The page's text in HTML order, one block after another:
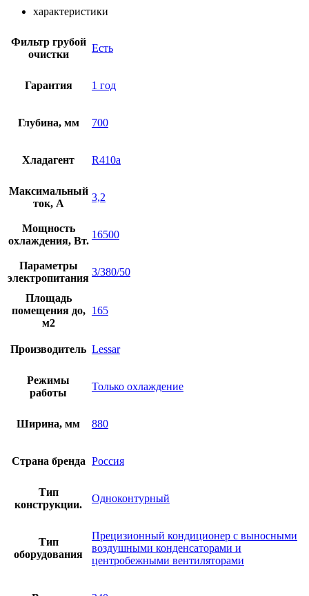
характеристики
Фильтр грубой
очистки
Есть
Гарантия 1 год
Глубина, мм 700
Хладагент R410a
Максимальный
ток, А
3,2
Мощность
охлаждения, Вт.
16500
Параметры
электропитания
3/380/50
Площадь
помещения до,
м2
165
Производитель Lessar
Режимы
работы
Только охлаждение
Ширина, мм 880
Страна бренда Россия
Тип
конструкции.
Одноконтурный
Тип
оборудования
Прецизионный кондиционер с выносными
воздушными конденсаторами и
центробежными вентиляторами